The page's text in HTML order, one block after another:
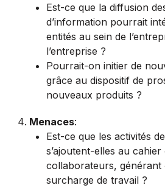
Est-ce que la diffusion
d’information pourrait
entités au sein de
l’entreprise ?
Pourrait-on initier de
grâce au dispositif de
nouveaux produits ?
Menaces:
Est-ce que les activités
s’ajoutent-elles au
collaborateurs, générant
surcharge de travail ?